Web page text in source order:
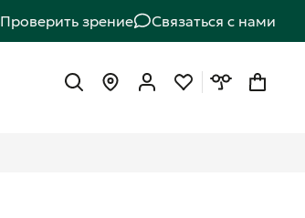
Проверить зрение Связаться с нами